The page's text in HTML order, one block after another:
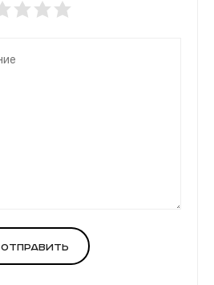
Отправить